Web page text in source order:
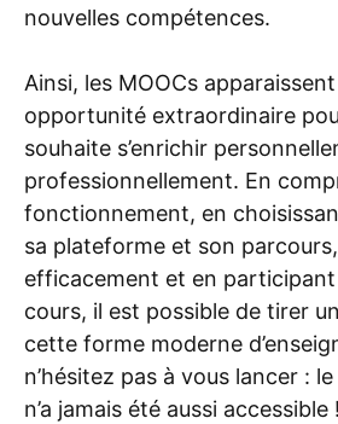
nouvelles compétences.
Ainsi, les MOOCs
opportunité extraordinaire
souhaite s’enrichir
professionnellement. En
fonctionnement, en
sa plateforme et son
efficacement et en
cours, il est possible de tirer
cette forme moderne
n’hésitez pas à vous lancer :
n’a jamais été aussi accessible !